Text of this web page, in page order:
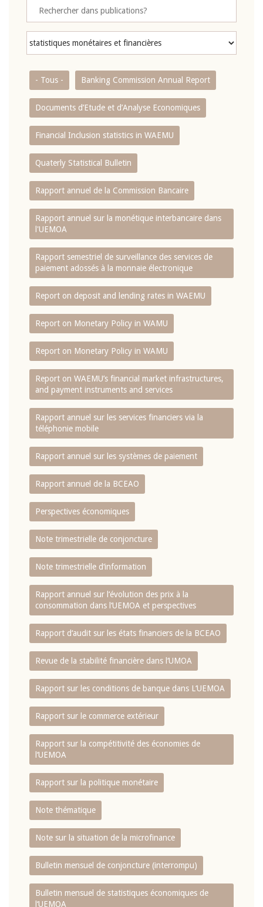
- Tous - Banking Commission Annual Report
Documents d’Etude et d’Analyse Economiques
Financial Inclusion statistics in WAEMU
Quaterly Statistical Bulletin
Rapport annuel de la Commission Bancaire
Rapport annuel sur la monétique interbancaire dans
l'UEMOA
Rapport semestriel de surveillance des services de
paiement adossés à la monnaie électronique
Report on deposit and lending rates in WAEMU
Report on Monetary Policy in WAMU
Report on Monetary Policy in WAMU
Report on WAEMU’s financial market infrastructures,
and payment instruments and services
Rapport annuel sur les services financiers via la
téléphonie mobile
Rapport annuel sur les systèmes de paiement
Rapport annuel de la BCEAO
Perspectives économiques
Note trimestrielle de conjoncture
Note trimestrielle d‘information
Rapport annuel sur l‘évolution des prix à la
consommation dans l‘UEMOA et perspectives
Rapport d‘audit sur les états financiers de la BCEAO
Revue de la stabilité financière dans l‘UMOA
Rapport sur les conditions de banque dans L‘UEMOA
Rapport sur le commerce extérieur
Rapport sur la compétitivité des économies de
l‘UEMOA
Rapport sur la politique monétaire
Note thématique
Note sur la situation de la microfinance
Bulletin mensuel de conjoncture (interrompu)
Bulletin mensuel de statistiques économiques de
l‘UEMOA